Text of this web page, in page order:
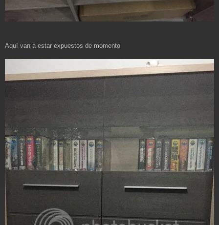
Aquí van a estar expuestos de momento